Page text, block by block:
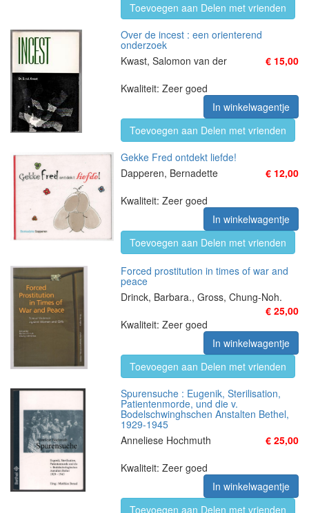
Toevoegen aan Delen met vrienden
Over de incest : een orienterend
onderzoek
Kwast, Salomon van der
€ 15,00
Kwaliteit: Zeer goed
In winkelwagentje
Toevoegen aan Delen met vrienden
Gekke Fred ontdekt liefde!
Dapperen, Bernadette
€ 12,00
Kwaliteit: Zeer goed
In winkelwagentje
Toevoegen aan Delen met vrienden
Forced prostitution in times of war and
peace
Drinck, Barbara., Gross, Chung-Noh.
€ 25,00
Kwaliteit: Zeer goed
In winkelwagentje
Toevoegen aan Delen met vrienden
Spurensuche : Eugenik, Sterilisation,
Patientenmorde, und die v.
Bodelschwinghschen Anstalten Bethel,
1929-1945
Anneliese Hochmuth
€ 25,00
Kwaliteit: Zeer goed
In winkelwagentje
Toevoegen aan Delen met vrienden